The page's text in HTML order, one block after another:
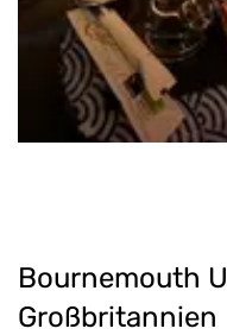
Bournemouth
Großbritannien